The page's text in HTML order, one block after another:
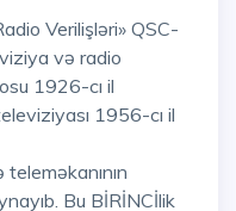
və radio
1926-cı il
1956-cı il
Bu BİRİNCİlik